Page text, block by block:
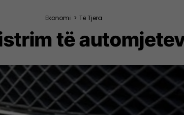
Ekonomi > Të Tjera
të